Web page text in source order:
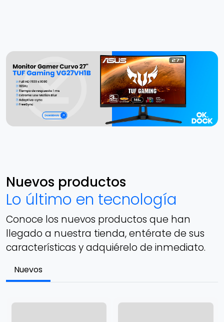
Nuevos productos
Lo último en tecnología
Conoce los nuevos productos que han
llegado a nuestra tienda, entérate de sus
características y adquiérelo de inmediato.
Nuevos